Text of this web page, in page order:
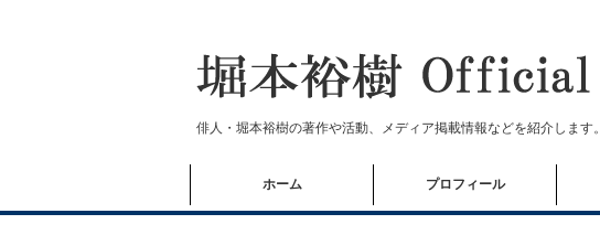
俳人・堀本裕樹の著作や活動、メディア掲載情報などを紹介します。
ホーム プロフィール